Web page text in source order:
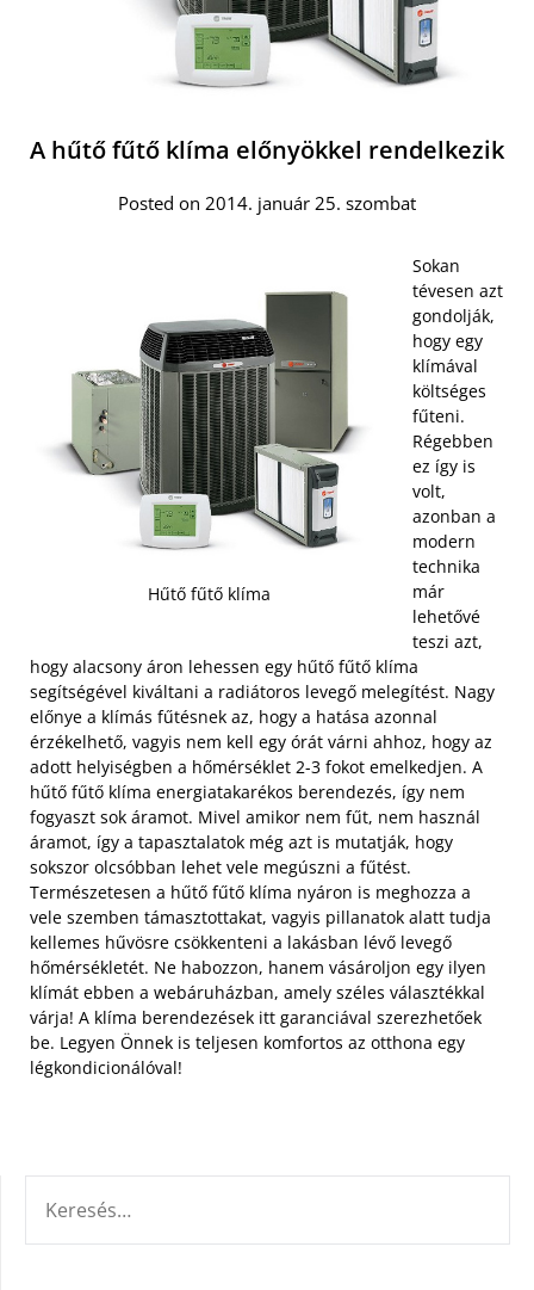
A hűtő fűtő klíma előnyökkel rendelkezik
Posted on 2014. január 25. szombat
Hűtő fűtő klíma
Sokan
tévesen azt
gondolják,
hogy egy
klímával
költséges
fűteni.
Régebben
ez így is
volt,
azonban a
modern
technika
már
lehetővé
teszi azt,
hogy alacsony áron lehessen egy hűtő fűtő klíma
segítségével kiváltani a radiátoros levegő melegítést. Nagy
előnye a klímás fűtésnek az, hogy a hatása azonnal
érzékelhető, vagyis nem kell egy órát várni ahhoz, hogy az
adott helyiségben a hőmérséklet 2-3 fokot emelkedjen. A
hűtő fűtő klíma energiatakarékos berendezés, így nem
fogyaszt sok áramot. Mivel amikor nem fűt, nem használ
áramot, így a tapasztalatok még azt is mutatják, hogy
sokszor olcsóbban lehet vele megúszni a fűtést.
Természetesen a hűtő fűtő klíma nyáron is meghozza a
vele szemben támasztottakat, vagyis pillanatok alatt tudja
kellemes hűvösre csökkenteni a lakásban lévő levegő
hőmérsékletét. Ne habozzon, hanem vásároljon egy ilyen
klímát ebben a webáruházban, amely széles választékkal
várja! A klíma berendezések itt garanciával szerezhetőek
be. Legyen Önnek is teljesen komfortos az otthona egy
légkondicionálóval!